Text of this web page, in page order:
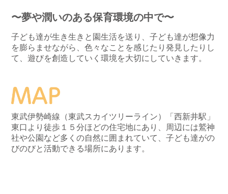
〜夢や潤いのある保育環境の中で〜
子ども達が生き生きと園生活を送り、子ども達が想像力
を膨らませながら、色々なことを感じたり発見したりし
て、遊びを創造していく環境を大切にしていきます。
東武伊勢崎線（東武スカイツリーライン）「西新井駅」
東口より徒歩１５分ほどの住宅地にあり、周辺には鷲神
社や公園など多くの自然に囲まれていて、子ども達がの
びのびと活動できる場所にあります。